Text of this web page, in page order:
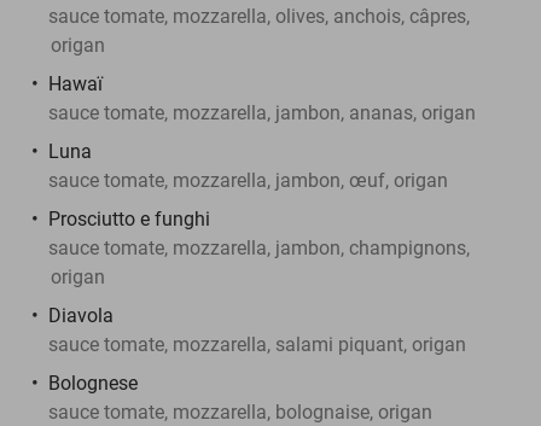
sauce tomate, mozzarella, olives, anchois, câpres,
origan
Hawaï
sauce tomate, mozzarella, jambon, ananas, origan
Luna
sauce tomate, mozzarella, jambon, œuf, origan
Prosciutto e funghi
sauce tomate, mozzarella, jambon, champignons,
origan
Diavola
sauce tomate, mozzarella, salami piquant, origan
Bolognese
sauce tomate, mozzarella, bolognaise, origan